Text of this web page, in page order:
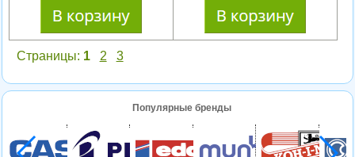
Страницы: 1 2 3
Популярные бренды